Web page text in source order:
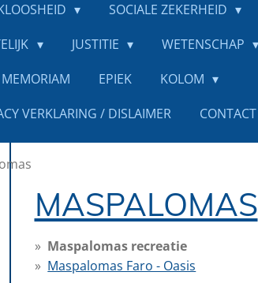
SOCIALE ZEKERHEID
JUSTITIE
WETENSCHAP
EPIEK
KOLOM
VERKLARING / DISLAIMER CONTACT
MASPALOMAS
Maspalomas recreatie
Maspalomas Faro - Oasis